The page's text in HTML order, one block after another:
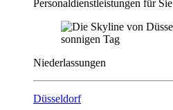
Personaldienstleistungen für
Niederlassungen
Düsseldorf